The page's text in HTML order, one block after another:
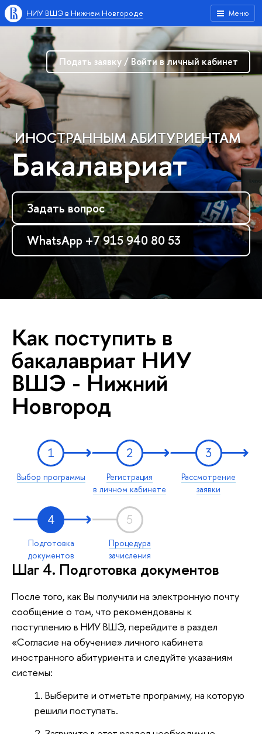
Меню
НИУ ВШЭ в Нижнем Новгороде
ИНОСТРАННЫМ АБИТУРИЕНТАМ
Бакалавриат
Задать вопрос
WhatsApp +7 915 940 80 53
Подать заявку / Войти в личный кабинет
Как поступить в
бакалавриат НИУ
ВШЭ - Нижний
Новгород
1
Выбор программы
2
Регистрация
в личном кабинете
3
Рассмотрение
заявки
4
Подготовка
документов
5
Процедура
зачисления
Шаг 4. Подготовка документов
После того, как Вы получили на электронную почту
сообщение о том, что рекомендованы к
поступлению в НИУ ВШЭ, перейдите в раздел
«Согласие на обучение» личного кабинета
иностранного абитуриента и следуйте указаниям
системы:
Выберите и отметьте программу, на которую
решили поступать.